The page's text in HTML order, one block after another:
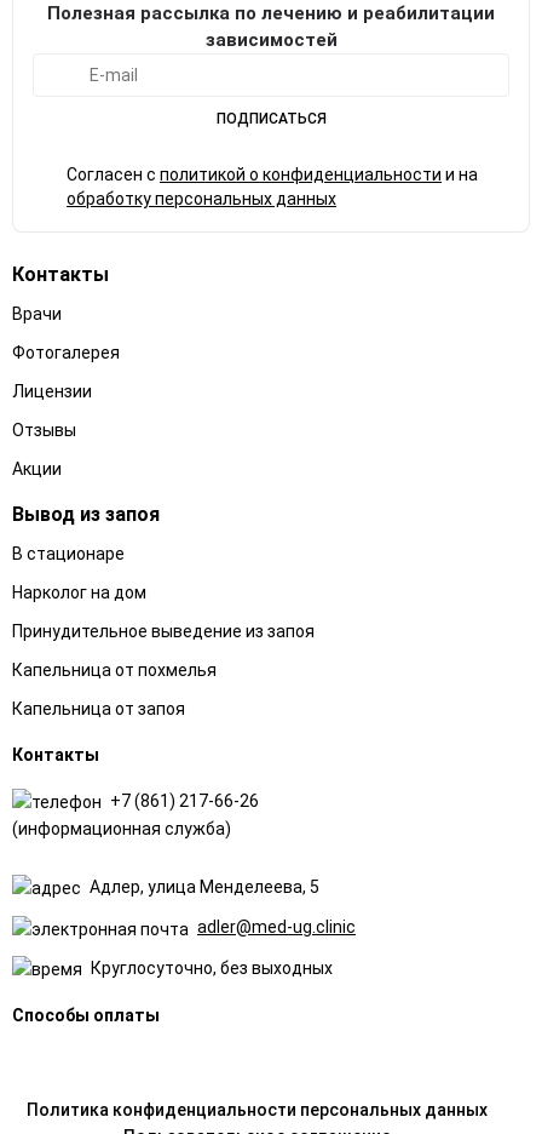
Полезная рассылка по лечению и реабилитации
зависимостей
ПОДПИСАТЬСЯ
Согласен с политикой о конфиденциальности и на
обработку персональных данных
Контакты
Врачи
Фотогалерея
Лицензии
Отзывы
Акции
Вывод из запоя
В стационаре
Нарколог на дом
Принудительное выведение из запоя
Капельница от похмелья
Капельница от запоя
Контакты
+7 (861) 217-66-26
(информационная служба)
Адлер, улица Менделеева, 5
adler@med-ug.clinic
Круглосуточно, без выходных
Способы оплаты
Политика конфиденциальности персональных данных